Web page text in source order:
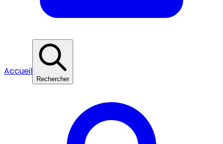
Accueil
Rechercher